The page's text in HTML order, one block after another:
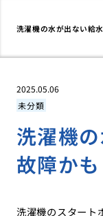
洗濯機の水が出ない給
2025.05.06
未分類
洗濯機
故障かも
洗濯機のスタート